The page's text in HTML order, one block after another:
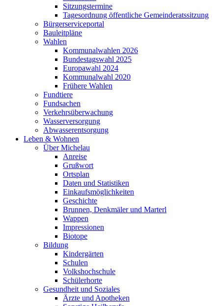
Sitzungstermine
Tagesordnung öffentliche Gemeinderatssitzung
Bürgerserviceportal
Bauleitpläne
Wahlen
Kommunalwahlen 2026
Bundestagswahl 2025
Europawahl 2024
Kommunalwahl 2020
Frühere Wahlen
Fundtiere
Fundsachen
Verkehrsüberwachung
Wasserversorgung
Abwasserentsorgung
Leben & Wohnen
Über Michelau
Anreise
Grußwort
Ortsplan
Daten und Statistiken
Einkaufsmöglichkeiten
Geschichte
Brunnen, Denkmäler und Marterl
Wappen
Impressionen
Biotope
Bildung
Kindergärten
Schulen
Volkshochschule
Schülerhorte
Gesundheit und Soziales
Ärzte und Apotheken